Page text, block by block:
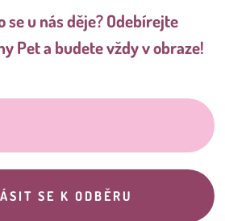
se u nás děje? Odebírejte
Pet a budete vždy v obraze!
SE K ODBĚRU